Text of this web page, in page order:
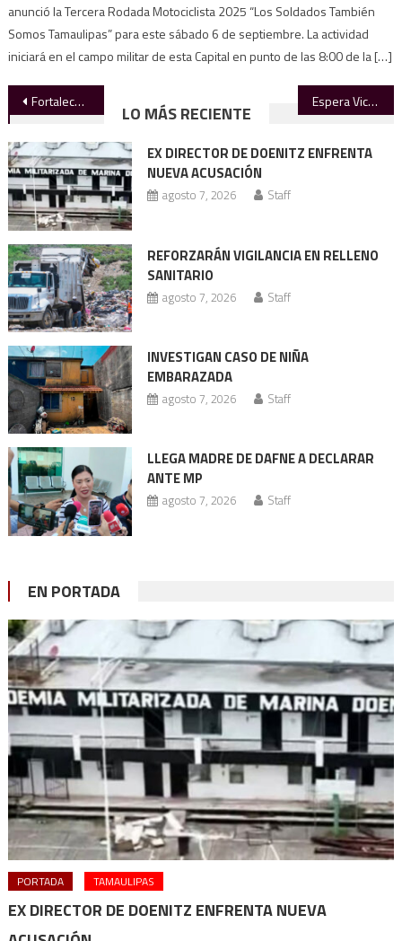
anunció la Tercera Rodada Motociclista 2025 “Los Soldados También
Somos Tamaulipas” para este sábado 6 de septiembre. La actividad
iniciará en el campo militar de esta Capital en punto de las 8:00 de la […]
Navegación
de
entradas
Fortalece el rector infraestructura de la Prepa Mante Espera Victoria en 2026 más de mil 200 millones de pesos en inversión
LO MÁS RECIENTE
EX DIRECTOR DE DOENITZ ENFRENTA
NUEVA ACUSACIÓN
agosto 7, 2026 Staff
REFORZARÁN VIGILANCIA EN RELLENO
SANITARIO
agosto 7, 2026 Staff
INVESTIGAN CASO DE NIÑA
EMBARAZADA
agosto 7, 2026 Staff
LLEGA MADRE DE DAFNE A DECLARAR
ANTE MP
agosto 7, 2026 Staff
EN PORTADA
PORTADA TAMAULIPAS
EX DIRECTOR DE DOENITZ ENFRENTA NUEVA